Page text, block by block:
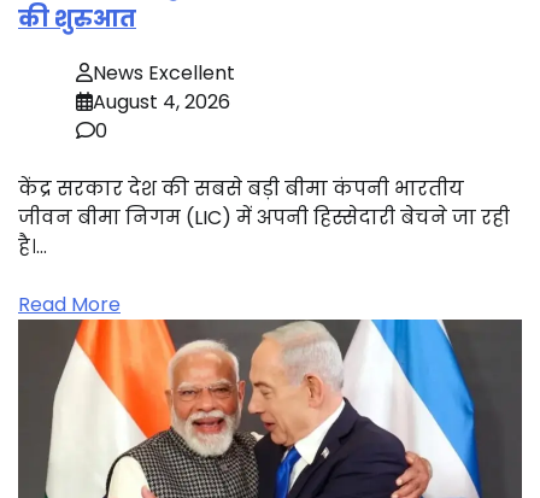
की शुरुआत
News Excellent
August 4, 2026
0
केंद्र सरकार देश की सबसे बड़ी बीमा कंपनी भारतीय
जीवन बीमा निगम (LIC) में अपनी हिस्सेदारी बेचने जा रही
है।…
Read More